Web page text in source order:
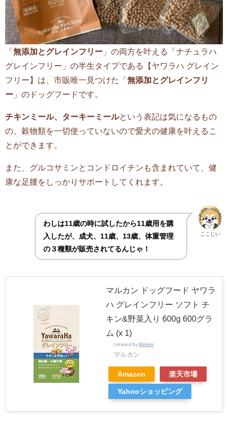
「 無添加とグレインフリー 」の両方を叶える「ナチュラハ
グレインフリー」の半生タイプである【ヤワラハ グレイン
フリー】は、市販唯一見つけた「 無添加とグレインフリ
ー 」のドッグフードです。
チキンミール、ターキーミールという表記は気になるもの
の、穀物類を一切使っていないので愛犬の健康を叶えるこ
とができます。
また、グルコサミンとコンドロイチンも含まれていて、健
康な足腰をしっかりサポートしてくれます。
ここじい
わしは11歳の時に試したから11歳用を購
入したが、成犬、11歳、13歳、体重管理
の３種類が販売されてるんじゃ！
マルカン ドッグフード ヤワラ
ハ グレインフリー ソフト チ
キン&野菜入り 600g 600グラ
ム (x 1)
created by Rinker
マルカン
Amazon 楽天市場
Yahooショッピング